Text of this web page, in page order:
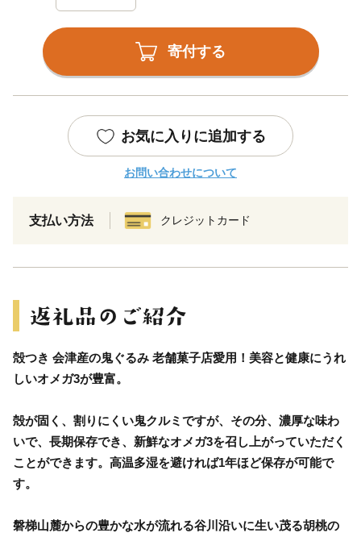
寄付する
お気に入りに追加する
お問い合わせについて
支払い方法 クレジットカード
殻つき 会津産の鬼ぐるみ 老舗菓子店愛用！美容と健康にうれ
しいオメガ3が豊富。
殻が固く、割りにくい鬼クルミですが、その分、濃厚な味わ
いで、長期保存でき、新鮮なオメガ3を召し上がっていただく
ことができます。高温多湿を避ければ1年ほど保存が可能で
す。
磐梯山麓からの豊かな水が流れる谷川沿いに生い茂る胡桃の